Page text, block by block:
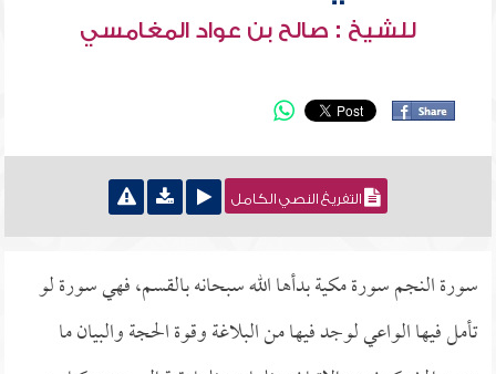
للشيخ : صالح بن عواد المغامسي
التفريغ النصي الكامل
سورة النجم سورة مكية بدأها الله سبحانه بالقسم، فهي سورة لو
تأمل فيها الواعي لوجد فيها من البلاغة وقوة الحجة والبيان ما